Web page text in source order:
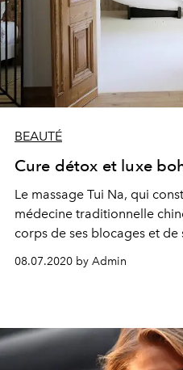
BEAUTÉ
Cure détox et luxe
Le massage Tui Na, qui
médecine traditionnelle
corps de ses blocages et de
Provence, l’hôtel Le Saint-
et détox et zen élaborées
08.07.2020 by Admin